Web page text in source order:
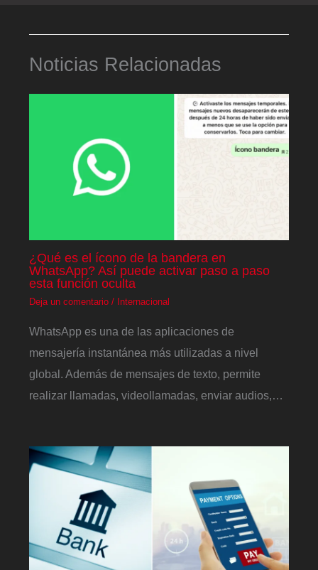
Noticias Relacionadas
¿Qué es el ícono de la bandera en
WhatsApp? Así puede activar paso a paso
esta función oculta
Deja un comentario / Internacional
WhatsApp es una de las aplicaciones de
mensajería instantánea más utilizadas a nivel
global. Además de mensajes de texto, permite
realizar llamadas, videollamadas, enviar audios,…